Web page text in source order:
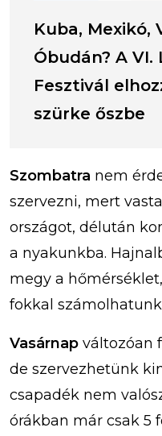
Kuba, Mexikó,
Óbudán? A
Fesztivál
szürke őszbe
Szombatra nem
szervezni, mert
országot, délután
a nyakunkba.
megy a
fokkal
Vasárnap változóan
de szervezhetünk
csapadék nem
órákban már csak 5